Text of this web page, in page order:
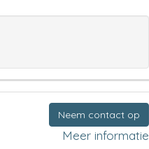
Neem contact op
Meer informatie